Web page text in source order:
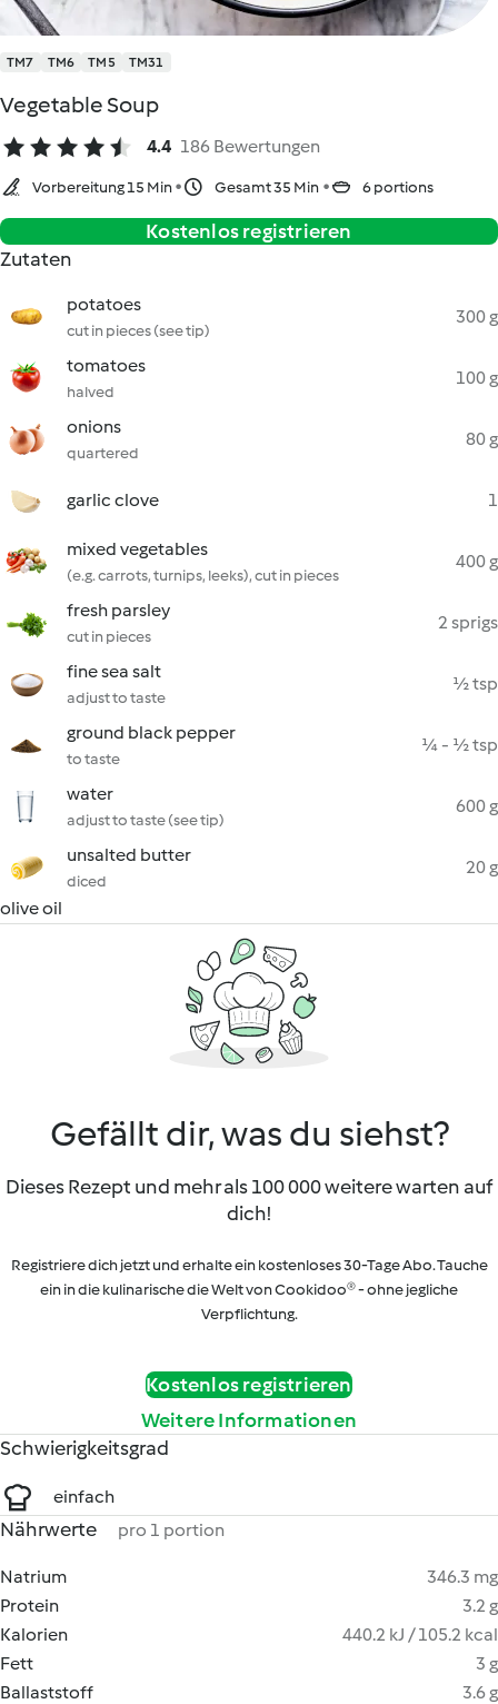
TM7 TM6 TM5 TM31
Vegetable Soup
4.4 186 Bewertungen
Vorbereitung 15 Min Gesamt 35 Min 6 portions
Kostenlos registrieren
Zutaten
potatoes
cut in pieces (see tip)
300 g
tomatoes
halved
100 g
onions
quartered
80 g
garlic clove 1
mixed vegetables
(e.g. carrots, turnips, leeks), cut in pieces
400 g
fresh parsley
cut in pieces
2 sprigs
fine sea salt
adjust to taste
½ tsp
ground black pepper
to taste
¼ - ½ tsp
water
adjust to taste (see tip)
600 g
unsalted butter
diced
20 g
olive oil
Gefällt dir, was du siehst?
Dieses Rezept und mehr als 100 000 weitere warten auf
dich!
Registriere dich jetzt und erhalte ein kostenloses 30-Tage Abo. Tauche
ein in die kulinarische die Welt von Cookidoo® - ohne jegliche
Verpflichtung.
Kostenlos registrieren
Weitere Informationen
Schwierigkeitsgrad
einfach
Nährwerte pro 1 portion
Natrium
346.3 mg
Protein
3.2 g
Kalorien
440.2 kJ / 105.2 kcal
Fett
3 g
Ballaststoff
3.6 g